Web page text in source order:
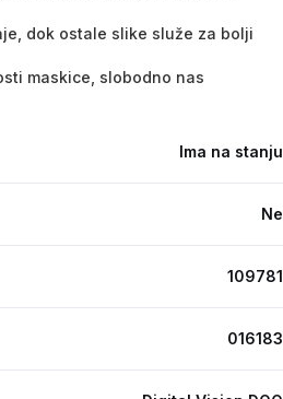
dok ostale slike služe za bolji
maskice, slobodno nas
Ima na stanju
Ne
109781
016183